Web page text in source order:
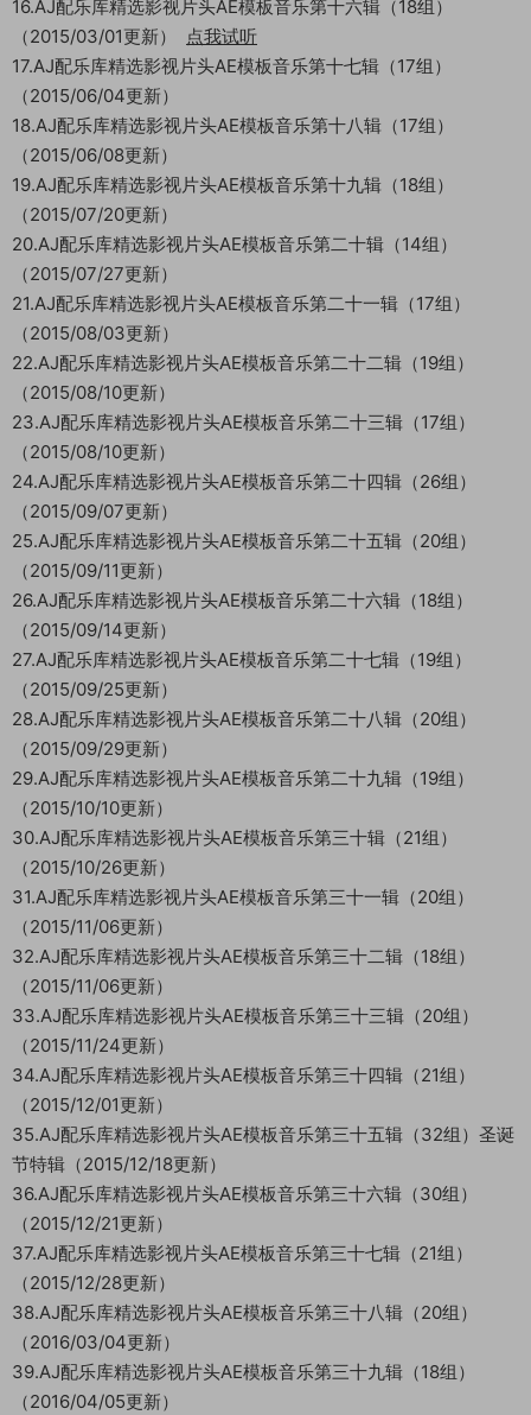
16.AJ配乐库精选影视片头AE模板音乐第十六辑（18组）
（2015/03/01更新）
点我试听
17.AJ配乐库精选影视片头AE模板音乐第十七辑（17组）
（2015/06/04更新）
18.AJ配乐库精选影视片头AE模板音乐第十八辑（17组）
（2015/06/08更新）
19.AJ配乐库精选影视片头AE模板音乐第十九辑（18组）
（2015/07/20更新）
20.AJ配乐库精选影视片头AE模板音乐第二十辑（14组）
（2015/07/27更新）
21.AJ配乐库精选影视片头AE模板音乐第二十一辑（17组）
（2015/08/03更新）
22.AJ配乐库精选影视片头AE模板音乐第二十二辑（19组）
（2015/08/10更新）
23.AJ配乐库精选影视片头AE模板音乐第二十三辑（17组）
（2015/08/10更新）
24.AJ配乐库精选影视片头AE模板音乐第二十四辑（26组）
（2015/09/07更新）
25.AJ配乐库精选影视片头AE模板音乐第二十五辑（20组）
（2015/09/11更新）
26.AJ配乐库精选影视片头AE模板音乐第二十六辑（18组）
（2015/09/14更新）
27.AJ配乐库精选影视片头AE模板音乐第二十七辑（19组）
（2015/09/25更新）
28.AJ配乐库精选影视片头AE模板音乐第二十八辑（20组）
（2015/09/29更新）
29.AJ配乐库精选影视片头AE模板音乐第二十九辑（19组）
（2015/10/10更新）
30.AJ配乐库精选影视片头AE模板音乐第三十辑（21组）
（2015/10/26更新）
31.AJ配乐库精选影视片头AE模板音乐第三十一辑（20组）
（2015/11/06更新）
32.AJ配乐库精选影视片头AE模板音乐第三十二辑（18组）
（2015/11/06更新）
33.AJ配乐库精选影视片头AE模板音乐第三十三辑（20组）
（2015/11/24更新）
34.AJ配乐库精选影视片头AE模板音乐第三十四辑（21组）
（2015/12/01更新）
35.AJ配乐库精选影视片头AE模板音乐第三十五辑（32组）圣诞
节特辑（2015/12/18更新）
36.AJ配乐库精选影视片头AE模板音乐第三十六辑（30组）
（2015/12/21更新）
37.AJ配乐库精选影视片头AE模板音乐第三十七辑（21组）
（2015/12/28更新）
38.AJ配乐库精选影视片头AE模板音乐第三十八辑（20组）
（2016/03/04更新）
39.AJ配乐库精选影视片头AE模板音乐第三十九辑（18组）
（2016/04/05更新）